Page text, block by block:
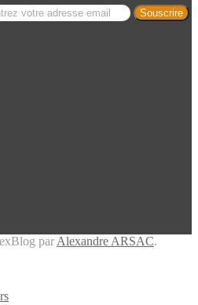
par Alexandre ARSAC.